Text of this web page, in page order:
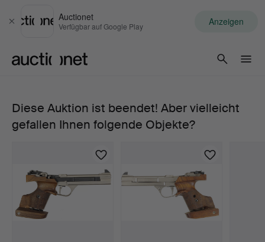
Schließen
Auctionet
Verfügbar auf Google Play Anzeigen
PISTOLE,
Fabrikat
Feinwerkbau,
Modell
Diese Auktion ist beendet! Aber vielleicht
gefallen Ihnen folgende Objekte?